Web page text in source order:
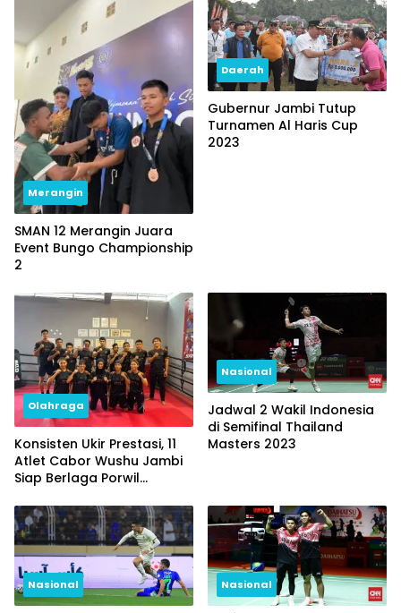
Merangin
SMAN 12 Merangin Juara
Event Bungo Championship
2
Daerah
Gubernur Jambi Tutup
Turnamen Al Haris Cup
2023
Olahraga
Konsisten Ukir Prestasi, 11
Atlet Cabor Wushu Jambi
Siap Berlaga Porwil
Nasional
Jadwal 2 Wakil Indonesia
di Semifinal Thailand
Masters 2023
Nasional Nasional